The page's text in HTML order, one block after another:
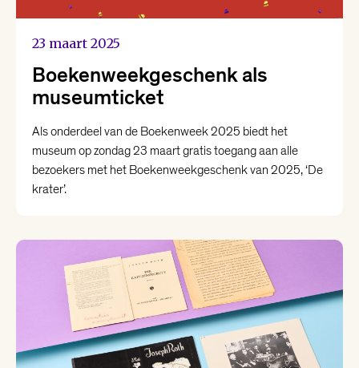
23 maart 2025
Boekenweekgeschenk als
museumticket
Als onderdeel van de Boekenweek 2025 biedt het
museum op zondag 23 maart gratis toegang aan alle
bezoekers met het Boekenweekgeschenk van 2025, ‘De
krater’.